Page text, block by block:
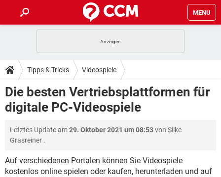
MENU
ANDROID IOS
WINDOWS 10 INSTAGRAM
WHATSAPP TIKTOK
TIPPS & TRICKS
SPIELE STREAMING
ANDROID IOS
WINDOWS 10
WHATSAPP TIKTOK
DOWNLOADS
SPIELE STREAMING
WINDOWS 10
WHATSAPP TIKTOK
FACEBOOK HARDWARE
FORUM
SPIELE STREAMING
WINDOWS 10 INSTAGRAM
LEXIKON
SPIELE STREAMING
ANDROID IOS
Tipps & Tricks Videospiele
Die besten Vertriebsplattformen für
digitale PC-Videospiele
Letztes Update am29. Oktober 2021 um 08:53von Silke
Grasreiner .
Auf verschiedenen Portalen können Sie Videospiele
kostenlos online spielen oder kaufen, herunterladen und auf